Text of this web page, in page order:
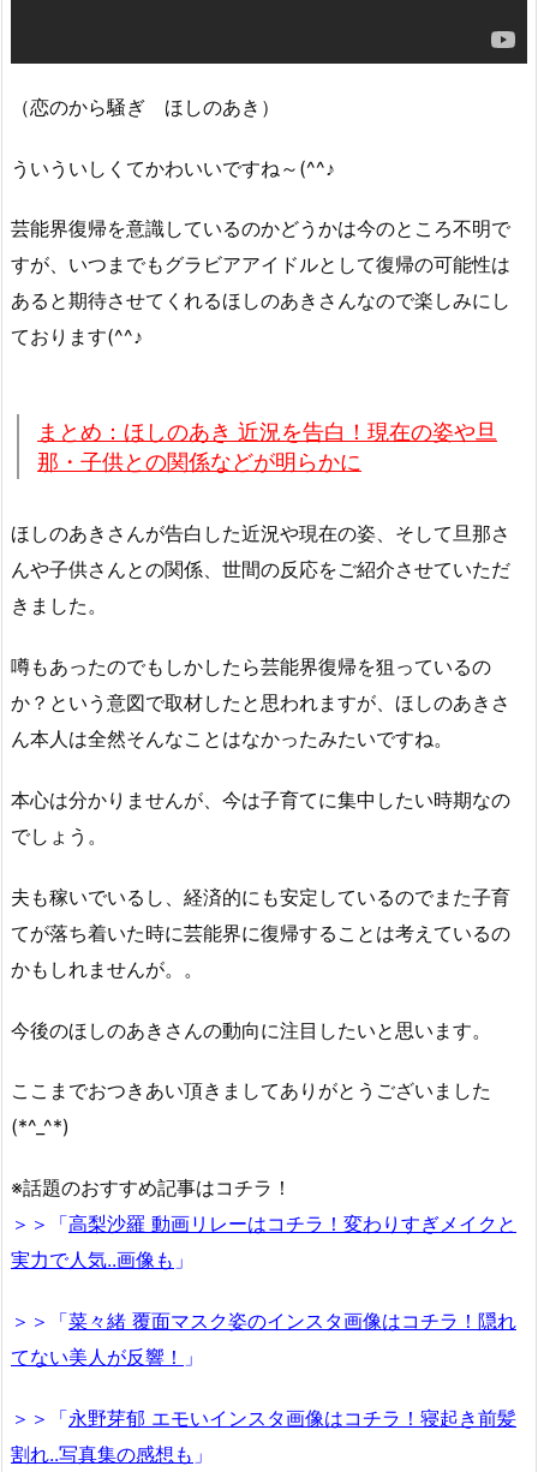
（恋のから騒ぎ ほしのあき）
ういういしくてかわいいですね～(^^♪
芸能界復帰を意識しているのかどうかは今のところ不明で
すが、いつまでもグラビアアイドルとして復帰の可能性は
あると期待させてくれるほしのあきさんなので楽しみにし
ております(^^♪
まとめ：ほしのあき 近況を告白！現在の姿や旦
那・子供との関係などが明らかに
ほしのあきさんが告白した近況や現在の姿、そして旦那さ
んや子供さんとの関係、世間の反応をご紹介させていただ
きました。
噂もあったのでもしかしたら芸能界復帰を狙っているの
か？という意図で取材したと思われますが、ほしのあきさ
ん本人は全然そんなことはなかったみたいですね。
本心は分かりませんが、今は子育てに集中したい時期なの
でしょう。
夫も稼いでいるし、経済的にも安定しているのでまた子育
てが落ち着いた時に芸能界に復帰することは考えているの
かもしれませんが。。
今後のほしのあきさんの動向に注目したいと思います。
ここまでおつきあい頂きましてありがとうございました
(*^_^*)
※話題のおすすめ記事はコチラ！
＞＞「高梨沙羅 動画リレーはコチラ！変わりすぎメイクと
実力で人気..画像も 」
＞＞「菜々緒 覆面マスク姿のインスタ画像はコチラ！隠れ
てない美人が反響！ 」
＞＞「永野芽郁 エモいインスタ画像はコチラ！寝起き前髪
割れ..写真集の感想も 」